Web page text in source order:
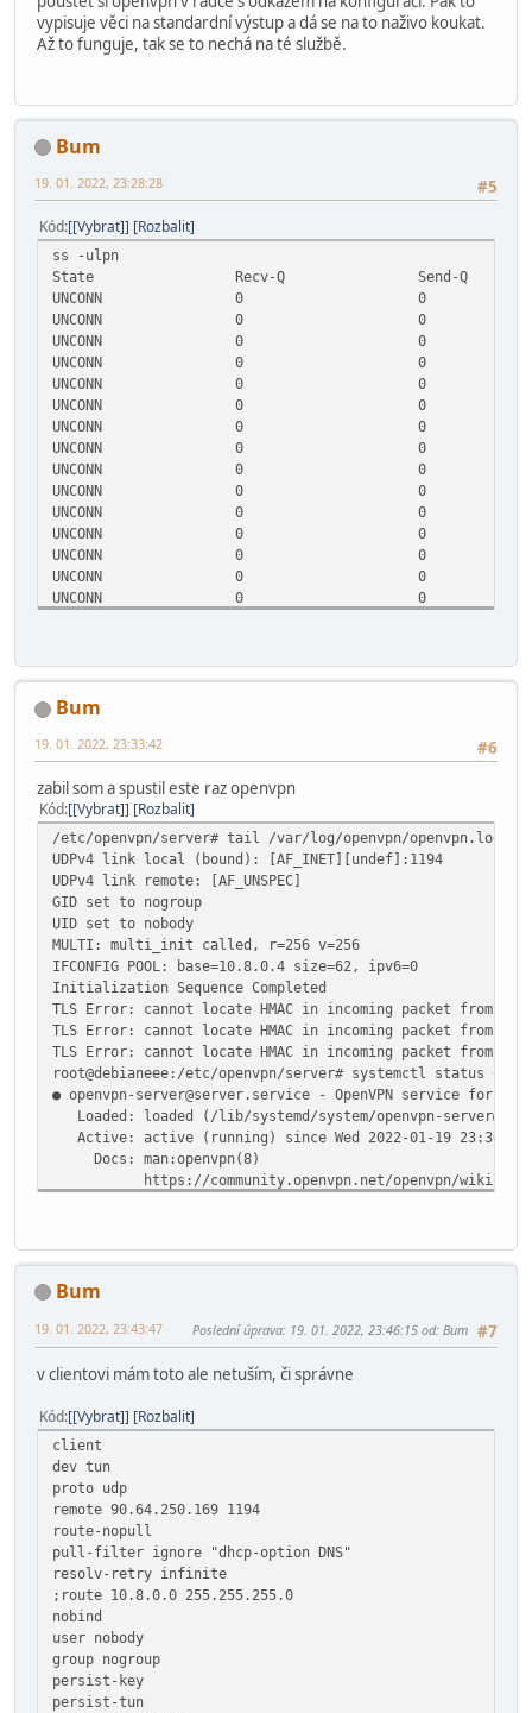
vypisuje věci na standardní výstup a dá se na to naživo koukat.
Až to funguje, tak se to nechá na té službě.
Bum
#5
19. 01. 2022, 23:28:28
Kód [Vybrat] Rozbalit
ss -ulpn
State Recv-Q
UNCONN 0 0
UNCONN 0 0
UNCONN 0 0
UNCONN 0 0
UNCONN 0 0
UNCONN 0 0
UNCONN 0 0
UNCONN 0 0
UNCONN 0 0
UNCONN 0 0
UNCONN 0 0
UNCONN 0 0
UNCONN 0 0
UNCONN 0 0
UNCONN 0 0
UNCONN 0 0
UNCONN 0 0
UNCONN 0 0
UNCONN 0 0
UNCONN 0 0
UNCONN 0
UNCONN 0
UNCONN 0 0
UNCONN 0 0
Bum
#6
19. 01. 2022, 23:33:42
zabil som a spustil este raz openvpn
Kód [Vybrat] Rozbalit
/etc/openvpn/server# tail /var/log/openvpn/openvpn.log
UDPv4 link local (bound): [AF_INET][undef]:1194
UDPv4 link remote: [AF_UNSPEC]
GID set to nogroup
UID set to nobody
MULTI: multi_init called, r=256 v=256
IFCONFIG POOL: base=10.8.0.4 size=62, ipv6=0
Initialization Sequence Completed
TLS Error: cannot locate HMAC in incoming packet from
TLS Error: cannot locate HMAC in incoming packet from
TLS Error: cannot locate HMAC in incoming packet from
root@debianeee:/etc/openvpn/server# systemctl status
● openvpn-server@server.service - OpenVPN service for
Loaded: loaded (/lib/systemd/system/openvpn-
Active: active (running) since Wed 2022-01-19 23:30:48
Docs: man:openvpn(8)
https://community.openvpn.net/openvpn/wiki/
Tasks: 1 (limit: 2304)
Memory: 872.0K
└─22388 /usr/sbin/openvpn --status /run/openvpn-
jan 19 23:30:48 debianeee systemd[1]: Starting OpenVPN
Bum
#7
19. 01. 2022, 23:43:47 Poslední úprava: 19. 01. 2022, 23:46:15 od: Bum
v clientovi mám toto ale netuším, či správne
Kód [Vybrat] Rozbalit
client
dev tun
proto udp
remote 90.64.250.169 1194
route-nopull
pull-filter ignore "dhcp-option DNS"
resolv-retry infinite
;route 10.8.0.0 255.255.255.0
nobind
user nobody
group nogroup
persist-key
persist-tun